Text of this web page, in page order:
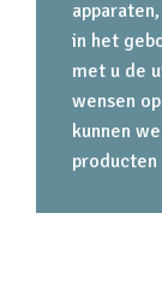
in het
met u de
wensen
kunnen